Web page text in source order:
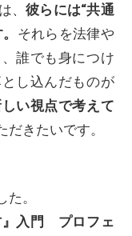
、彼らには“共通
それらを法律や
誰でも身につけ
し込んだものが
い視点で考えて
きたいです。
。
』入門 プロフェ